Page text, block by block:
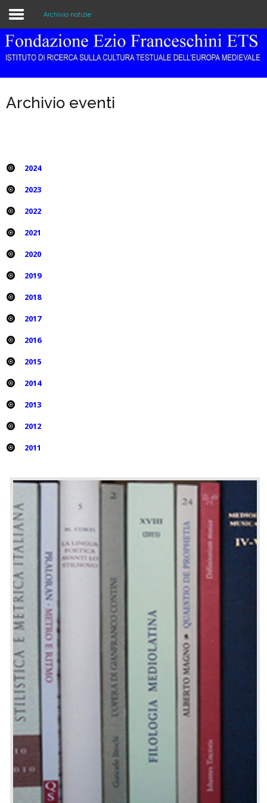
Home
Biblioteca e Archivio
Pubblicazioni
Formazione
Eventi
Archivio notizie
Archivio eventi
2024
2023
2022
2021
2020
2019
2018
2017
2016
2015
2014
2013
2012
2011